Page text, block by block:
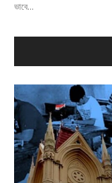
ভাবে...